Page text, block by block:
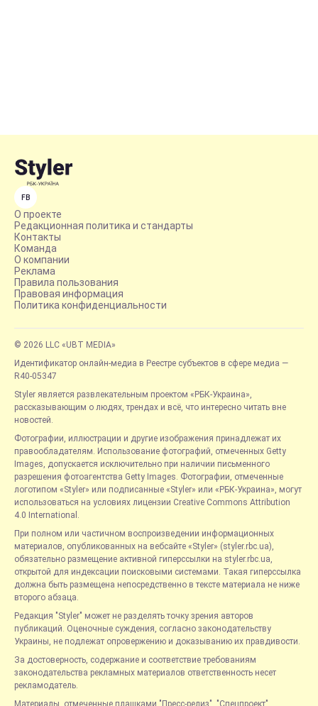
FB
О проекте
Редакционная политика и стандарты
Контакты
Команда
О компании
Реклама
Правила пользования
Правовая информация
Политика конфиденциальности
© 2026 LLC «UBT MEDIA»
Идентификатор онлайн-медиа в Реестре субъектов в сфере медиа —
R40-05347
Styler является развлекательным проектом «РБК-Украина»,
рассказывающим о людях, трендах и всё, что интересно читать вне
новостей.
Фотографии, иллюстрации и другие изображения принадлежат их
правообладателям. Использование фотографий, отмеченных Getty
Images, допускается исключительно при наличии письменного
разрешения фотоагентства Getty Images. Фотографии, отмеченные
логотипом «Styler» или подписанные «Styler» или «РБК-Украина», могут
использоваться на условиях лицензии Creative Commons Attribution
4.0 International.
При полном или частичном воспроизведении информационных
материалов, опубликованных на вебсайте «Styler» (styler.rbc.ua),
обязательно размещение активной гиперссылки на styler.rbc.ua,
открытой для индексации поисковыми системами. Такая гиперссылка
должна быть размещена непосредственно в тексте материала не ниже
второго абзаца.
Редакция "Styler" может не разделять точку зрения авторов
публикаций. Оценочные суждения, согласно законодательству
Украины, не подлежат опровержению и доказыванию их правдивости.
За достоверность, содержание и соответствие требованиям
законодательства рекламных материалов ответственность несет
рекламодатель.
Материалы, отмеченные плашками "Пресс-релиз", "Спецпроект",